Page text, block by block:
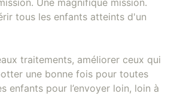
tous les enfants atteints d'un
traitements, améliorer ceux qui
une bonne fois pour toutes
enfants pour l’envoyer loin, loin à